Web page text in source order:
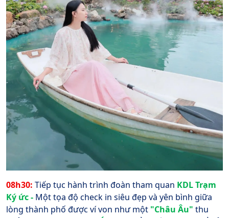
08h30: Tiếp tục hành trình đoàn tham quan KDL Trạm
Ký ức - Một tọa độ check in siêu đẹp và yên bình giữa
lòng thành phố được ví von như một "Châu Âu" thu